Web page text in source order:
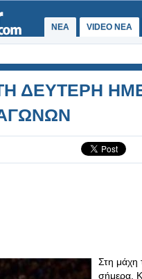
ΝΕΑ VIDEO NEA
ΔΕΥΤΕΡΗ
Στη μάχη
σήμερα,